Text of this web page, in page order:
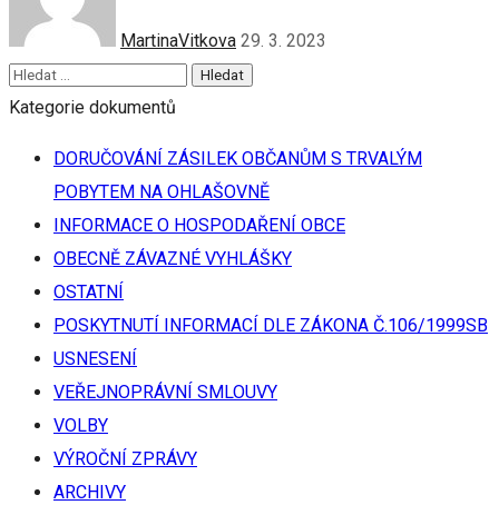
MartinaVitkova 29. 3. 2023
Kategorie dokumentů
DORUČOVÁNÍ ZÁSILEK OBČANŮM S TRVALÝM
POBYTEM NA OHLAŠOVNĚ
INFORMACE O HOSPODAŘENÍ OBCE
OBECNĚ ZÁVAZNÉ VYHLÁŠKY
OSTATNÍ
POSKYTNUTÍ INFORMACÍ DLE ZÁKONA Č.106/1999SB
USNESENÍ
VEŘEJNOPRÁVNÍ SMLOUVY
VOLBY
VÝROČNÍ ZPRÁVY
ARCHIVY